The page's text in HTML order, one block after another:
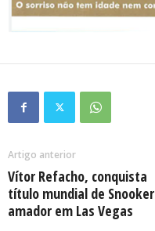
Artigo anterior
Vítor Refacho, conquista
título mundial de Snooker
amador em Las Vegas